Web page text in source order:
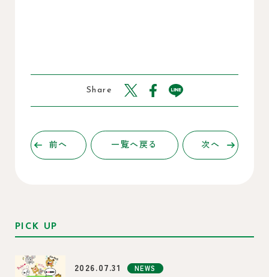
Share
前へ 一覧へ戻る 次へ
PICK UP
2026.07.31 NEWS